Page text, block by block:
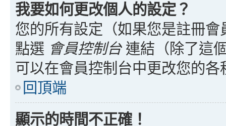
我要如何更改個人的設定？
您的所有設定（如果您是註冊
點選 會員控制台連結（除了這
可以在會員控制台中更改您的各
回頂端
顯示的時間不正確！